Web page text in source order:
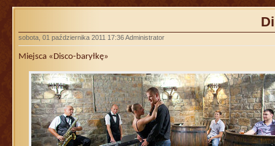
sobota, 01 października 2011 17:36Administrator
Miejsca «Disco-baryłkę»